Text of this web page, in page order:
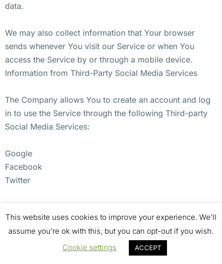
data.
We may also collect information that Your browser
sends whenever You visit our Service or when You
access the Service by or through a mobile device.
Information from Third-Party Social Media Services
The Company allows You to create an account and log
in to use the Service through the following Third-party
Social Media Services:
Google
Facebook
Twitter
access to a Third-Party Social Media Service, We may
collect Personal data that is already associated with
Your Third-Party Social Media Service’s account, such
This website uses cookies to improve your experience. We'll
assume you're ok with this, but you can opt-out if you wish.
Cookie settings
ACCEPT